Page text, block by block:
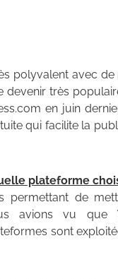
polyvalent avec
très
en juin
qui facilite la
plateforme
permettant de
avions vu que
sont